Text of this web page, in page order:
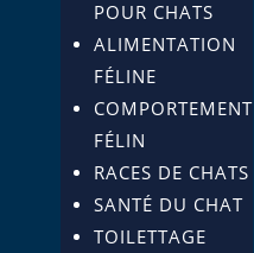
POUR CHATS
ALIMENTATION
FÉLINE
COMPORTEMENT
FÉLIN
RACES DE CHATS
SANTÉ DU CHAT
TOILETTAGE